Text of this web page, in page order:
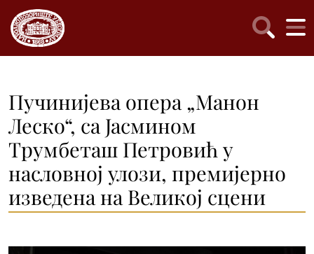
Пучинијева опера „Манон
Леско“, са Јасмином
Трумбеташ Петровић у
насловној улози, премијерно
изведена на Великој сцени